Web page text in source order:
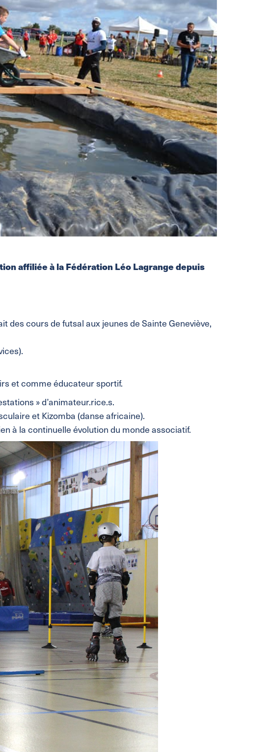
affiliée à la Fédération Léo Lagrange depuis
des cours de futsal aux jeunes de Sainte Geneviève,
et comme éducateur sportif.
» d’animateur.rice.s.
et Kizomba (danse africaine).
à la continuelle évolution du monde associatif.